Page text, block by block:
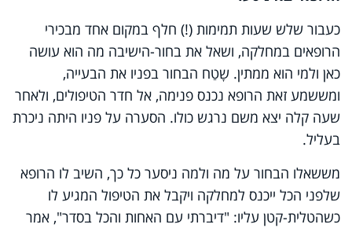
כעבור שלש שעות תמימות (!) חלף במקום אחד מבכירי
הרופאים במחלקה, ושאל את בחור-הישיבה מה הוא עושה
כאן ולמי הוא ממתין. שָטַח הבחור בפניו את הבעייה,
ומששמע זאת הרופא נכנס פנימה, אל חדר הטיפולים, ולאחר
שעה קלה יצא משם נרגש כולו. הסערה על פניו היתה ניכרת
בעליל.
מששאלו הבחור על מה ולמה ניסער כל כך, השיב לו הרופא
שלפני הכל ייכנס למחלקה ויקבל את הטיפול המגיע לו
כשהטלית-קטן עליו: "דיברתי עם האחות והכל בסדר", אמר